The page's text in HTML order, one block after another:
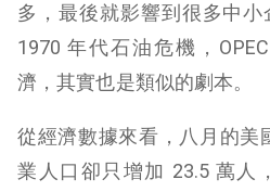
多，最後就影響到很多中
1970 年代石油危機，
濟，其實也是類似的劇本。
從經濟數據來看，八月的美
業人口卻只增加 23.5 萬人